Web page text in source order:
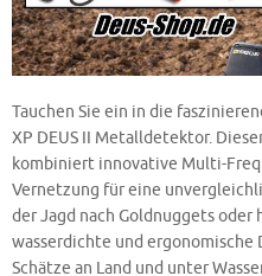
Tauchen Sie ein in die
XP DEUS II Metalldetektor.
kombiniert innovative Multi-
Vernetzung für eine
der Jagd nach Goldnuggets oder
wasserdichte und ergonomische
Schätze an Land und unter